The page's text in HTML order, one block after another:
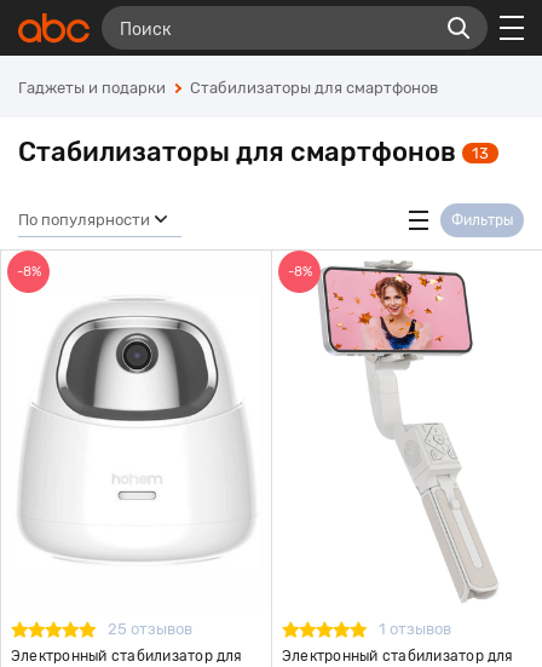
Гаджеты и подарки Стабилизаторы для смартфонов
Стабилизаторы для смартфонов 13
По популярности Фильтры
-8%
25 отзывов
Электронный стабилизатор для
-8%
1 отзывов
Электронный стабилизатор для